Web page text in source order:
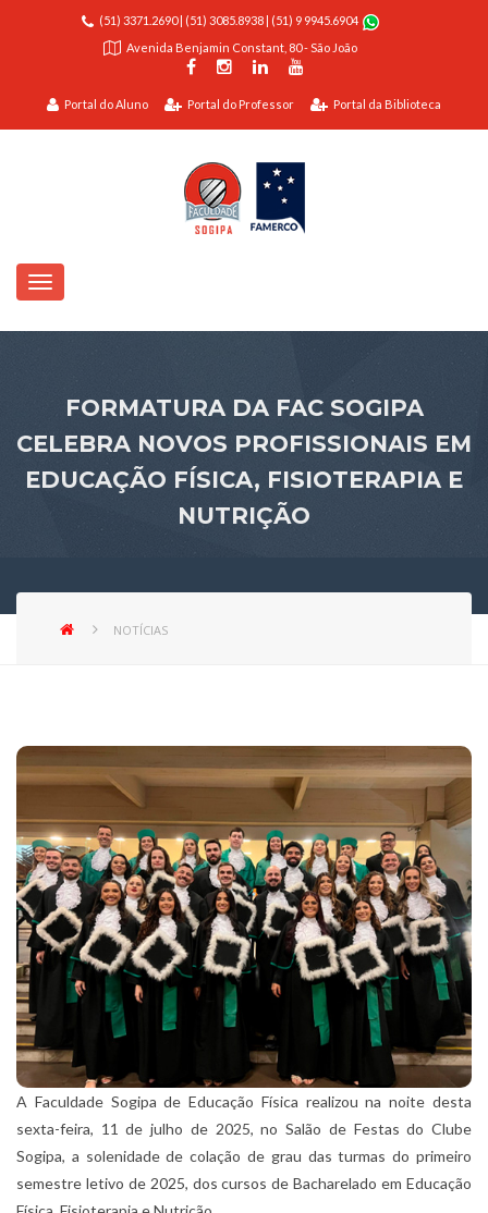
(51) 3371.2690| (51) 3085.8938|
(51) 9 9945.6904
Avenida Benjamin Constant, 80 - São João
Portal do Aluno Portal do Professor Portal da Biblioteca
FORMATURA DA FAC SOGIPA
CELEBRA NOVOS PROFISSIONAIS EM
EDUCAÇÃO FÍSICA, FISIOTERAPIA E
NUTRIÇÃO
NOTÍCIAS
A Faculdade Sogipa de Educação Física realizou na noite desta
sexta-feira, 11 de julho de 2025, no Salão de Festas do Clube
Sogipa, a solenidade de colação de grau das turmas do primeiro
semestre letivo de 2025, dos cursos de Bacharelado em Educação